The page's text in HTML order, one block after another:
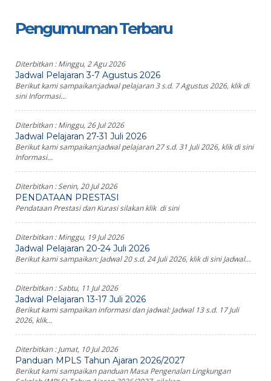
Pengumuman Terbaru
Diterbitkan :Minggu, 2 Agu 2026
Jadwal Pelajaran 3-7 Agustus 2026
Berikut kami sampaikan:jadwal pelajaran 3 s.d. 7 Agustus 2026, klik di
sini Informasi...
Diterbitkan :Minggu, 26 Jul 2026
Jadwal Pelajaran 27-31 Juli 2026
Berikut kami sampaikan:jadwal pelajaran 27 s.d. 31 Juli 2026, klik di sini
Informasi...
Diterbitkan :Senin, 20 Jul 2026
PENDATAAN PRESTASI
Pendataan Prestasi dan Kurasi silakan klik di sini
Diterbitkan :Minggu, 19 Jul 2026
Jadwal Pelajaran 20-24 Juli 2026
Berikut kami sampaikan: Jadwal 20 s.d. 24 Juli 2026, klik di sini Jadwal...
Diterbitkan :Sabtu, 11 Jul 2026
Jadwal Pelajaran 13-17 Juli 2026
Berikut kami sampaikan informasi dan jadwal: Jadwal 13 s.d. 17 Juli
2026, klik...
Diterbitkan :Jumat, 10 Jul 2026
Panduan MPLS Tahun Ajaran 2026/2027
Berikut kami sampaikan panduan Masa Pengenalan Lingkungan